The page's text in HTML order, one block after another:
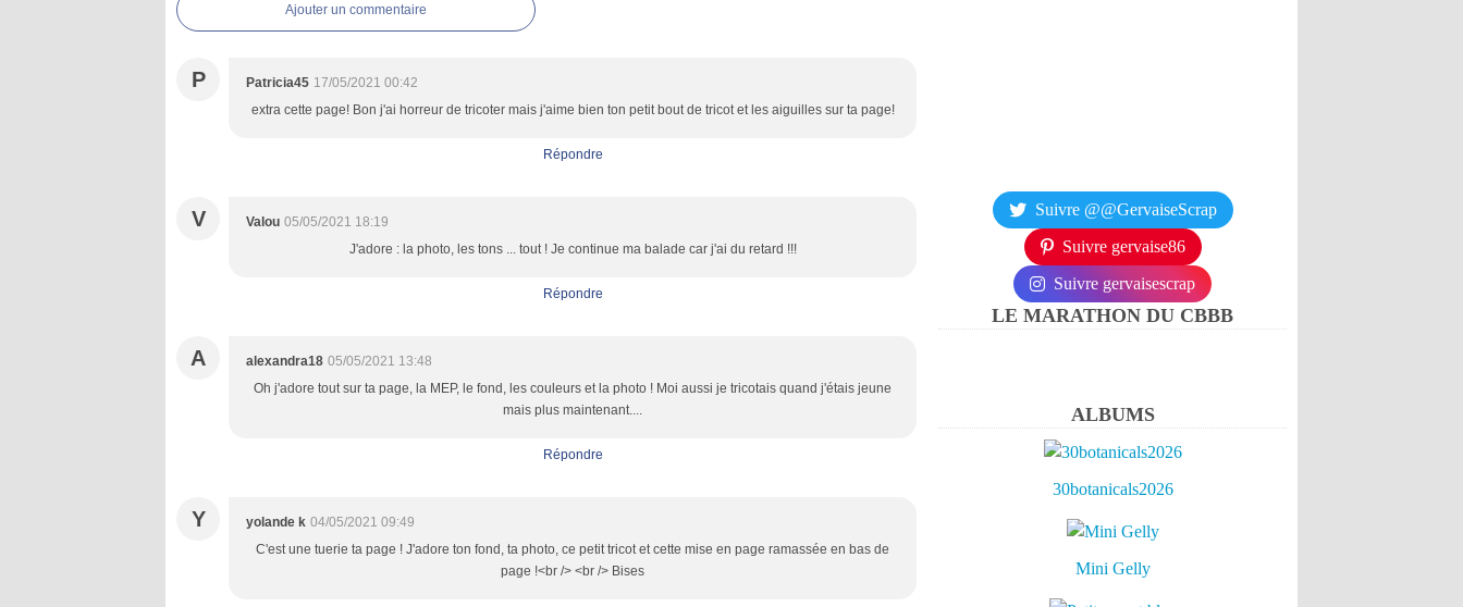
Ajouter un commentaire
P Patricia45 17/05/2021 00:42
extra cette page! Bon j'ai horreur de tricoter mais j'aime bien ton petit bout de tricot et les aiguilles sur ta page!
Répondre
V Valou 05/05/2021 18:19
J'adore : la photo, les tons ... tout ! Je continue ma balade car j'ai du retard !!!
Répondre
A alexandra18 05/05/2021 13:48
Oh j'adore tout sur ta page, la MEP, le fond, les couleurs et la photo ! Moi aussi je tricotais quand j'étais jeune
mais plus maintenant....
Répondre
Y yolande k 04/05/2021 09:49
C'est une tuerie ta page ! J'adore ton fond, ta photo, ce petit tricot et cette mise en page ramassée en bas de
page !<br /> <br /> Bises
Suivre @@GervaiseScrap
Suivre gervaise86
Suivre gervaisescrap
LE MARATHON DU CBBB
ALBUMS
30botanicals2026
Mini Gelly